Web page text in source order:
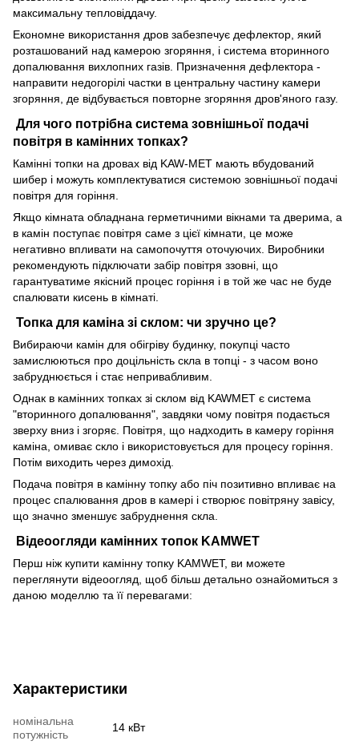
максимальну тепловіддачу.
Економне використання дров забезпечує дефлектор, який
розташований над камерою згоряння, і система вторинного
допалювання вихлопних газів. Призначення дефлектора -
направити недогорілі частки в центральну частину камери
згоряння, де відбувається повторне згоряння дров'яного газу.
Для чого потрібна система зовнішньої подачі
повітря в камінних топках?
Камінні топки на дровах від KAW-MET мають вбудований
шибер і можуть комплектуватися системою зовнішньої подачі
повітря для горіння.
Якщо кімната обладнана герметичними вікнами та дверима, а
в камін поступає повітря саме з цієї кімнати, це може
негативно впливати на самопочуття оточуючих. Виробники
рекомендують підключати забір повітря ззовні, що
гарантуватиме якісний процес горіння і в той же час не буде
спалювати кисень в кімнаті.
Топка для каміна зі склом: чи зручно це?
Вибираючи камін для обігріву будинку, покупці часто
замислюються про доцільність скла в топці - з часом воно
забруднюється і стає непривабливим.
Однак в камінних топках зі склом від KAWMET є система
"вторинного допалювання", завдяки чому повітря подається
зверху вниз і згоряє. Повітря, що надходить в камеру горіння
каміна, омиває скло і використовується для процесу горіння.
Потім виходить через димохід.
Подача повітря в камінну топку або піч позитивно впливає на
процес спалювання дров в камері і створює повітряну завісу,
що значно зменшує забруднення скла.
Відеоогляди камінних топок KAMWET
Перш ніж купити камінну топку KAMWET, ви можете
переглянути відеоогляд, щоб більш детально ознайомиться з
даною моделлю та її перевагами:
Характеристики
номінальна
потужність
14 кВт